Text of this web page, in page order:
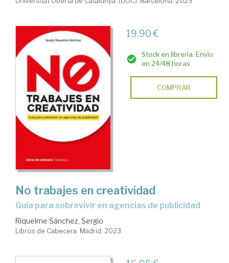
19,90 €
Stock en librería. Envío
en 24/48 horas
COMPRAR
No trabajes en creatividad
guía para sobrevivir en agencias de publicidad
Riquelme Sánchez, Sergio
Libros de Cabecera. Madrid, 2023